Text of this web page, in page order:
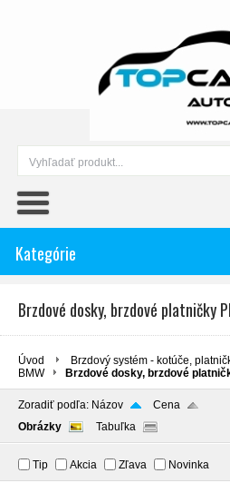
Kategórie
Brzdové dosky, brzdové platničky
Úvod
Brzdový systém - kotúče,
BMW
Brzdové dosky, brzdové
Zoradiť podľa: Názov
Cena
Obrázky
Tabuľka
Tip Akcia Zľava Novinka